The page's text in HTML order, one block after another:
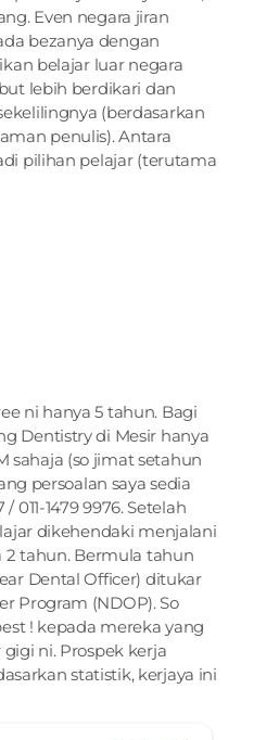
Even negara jiran
bezanya dengan
belajar luar negara
lebih berdikari dan
(berdasarkan
penulis). Antara
pilihan pelajar (terutama
ni hanya 5 tahun. Bagi
Dentistry di Mesir hanya
sahaja (so jimat setahun
persoalan saya sedia
/ 011-1479 9976. Setelah
dikehendaki menjalani
2 tahun. Bermula tahun
Dental Officer) ditukar
Program (NDOP). So
! kepada mereka yang
ni. Prospek kerja
statistik, kerjaya ini